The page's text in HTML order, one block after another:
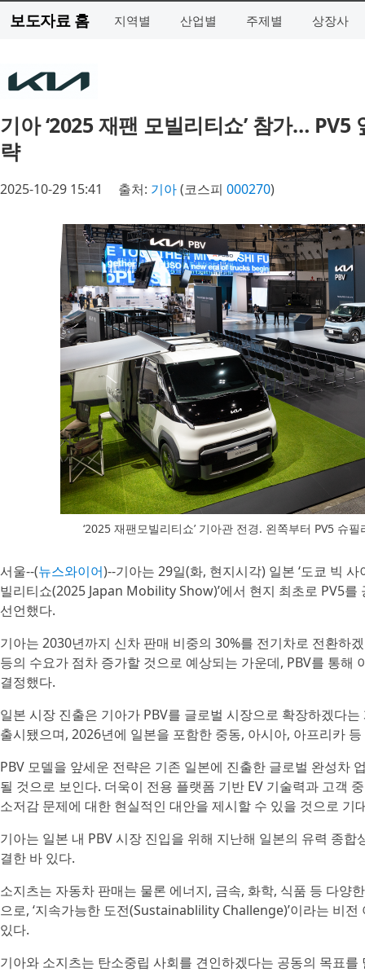
보도자료 홈 지역별 산업별 주제별 상장사
기아 ‘2025 재팬 모빌리티쇼’ 참가…
략
2025-10-29 15:41 출처: 기아(코스피 000270)
‘2025 재팬모빌리티쇼’ 기아관 전경. 왼쪽부터 PV5 슈
서울--(뉴스와이어)--기아는 29일(화, 현지시각) 일본 ‘도쿄 빅
빌리티쇼(2025 Japan Mobility Show)’에서 현지 최초로 PV5
선언했다.
기아는 2030년까지 신차 판매 비중의 30%를 전기차로 전환하
등의 수요가 점차 증가할 것으로 예상되는 가운데, PBV를 통해
결정했다.
일본 시장 진출은 기아가 PBV를 글로벌 시장으로 확장하겠다
출시됐으며, 2026년에 일본을 포함한 중동, 아시아, 아프리카
PBV 모델을 앞세운 전략은 기존 일본에 진출한 글로벌 완성차
될 것으로 보인다. 더욱이 전용 플랫폼 기반 EV 기술력과 고객
소저감 문제에 대한 현실적인 대안을 제시할 수 있을 것으로 기
기아는 일본 내 PBV 시장 진입을 위해 지난해 일본의 유력 종
결한 바 있다.
소지츠는 자동차 판매는 물론 에너지, 금속, 화학, 식품 등 다양
으로, ‘지속가능한 도전(Sustainablility Challenge)’이라는 비
있다.
기아와 소지츠는 탄소중립 사회를 견인하겠다는 공동의 목표를